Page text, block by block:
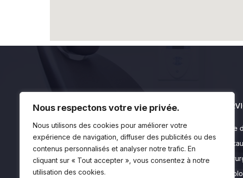
Nous respectons votre vie privée.
Nous utilisons des cookies pour améliorer votre
expérience de navigation, diffuser des publicités ou des
contenus personnalisés et analyser notre trafic. En
cliquant sur « Tout accepter », vous consentez à notre
utilisation des cookies.
La santé buccodentaire est la porte
de votre santé générale. Rencontrez
une équipe à l’approche holistique
NOS
Hygiène
Les
Les